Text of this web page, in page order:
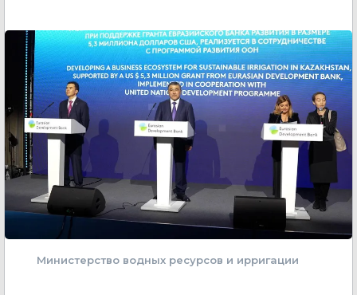
Министерство водных ресурсов и ирригации